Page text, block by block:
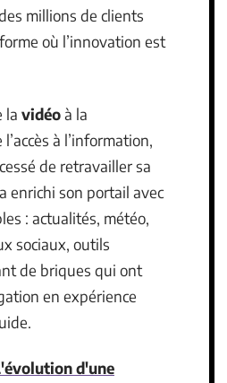
millions de clients
où l’innovation est
la vidéoà la
à l’information,
de retravailler sa
enrichi son portail avec
: actualités, météo,
sociaux, outils
de briques qui ont
en expérience
d'une